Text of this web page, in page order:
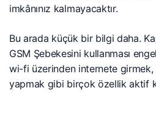
imkânınız kalmayacaktır.
Bu arada küçük bir bilgi daha.
GSM Şebekesini kullanması
wi-fi üzerinden internete
yapmak gibi birçok özellik aktif